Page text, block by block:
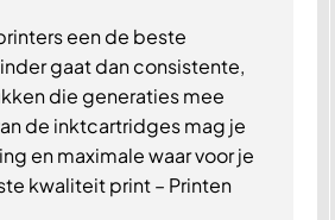
een de beste
gaat dan consistente,
die generaties mee
de inktcartridges mag je
en maximale waar voor je
kwaliteit print – Printen